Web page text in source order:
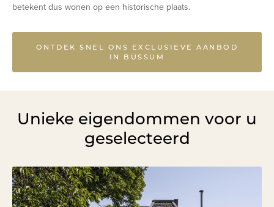
betekent dus wonen op een historische plaats.
ONTDEK SNEL ONS EXCLUSIEVE AANBOD
IN BUSSUM
Unieke eigendommen voor u
geselecteerd